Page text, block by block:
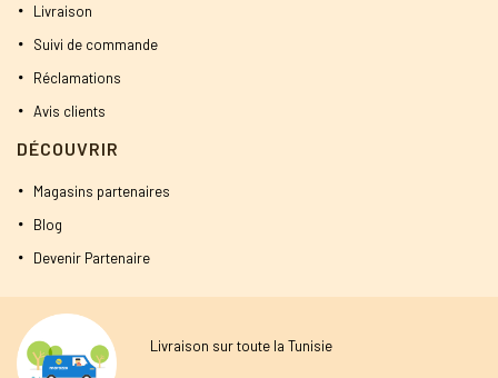
Livraison
Suivi de commande
Réclamations
Avis clients
DÉCOUVRIR
Magasins partenaires
Blog
Devenir Partenaire
Livraison sur toute la Tunisie